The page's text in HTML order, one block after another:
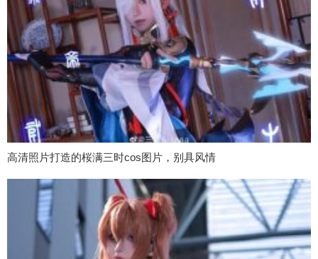
高清照片打造的桜满三时cos图片，别具风情